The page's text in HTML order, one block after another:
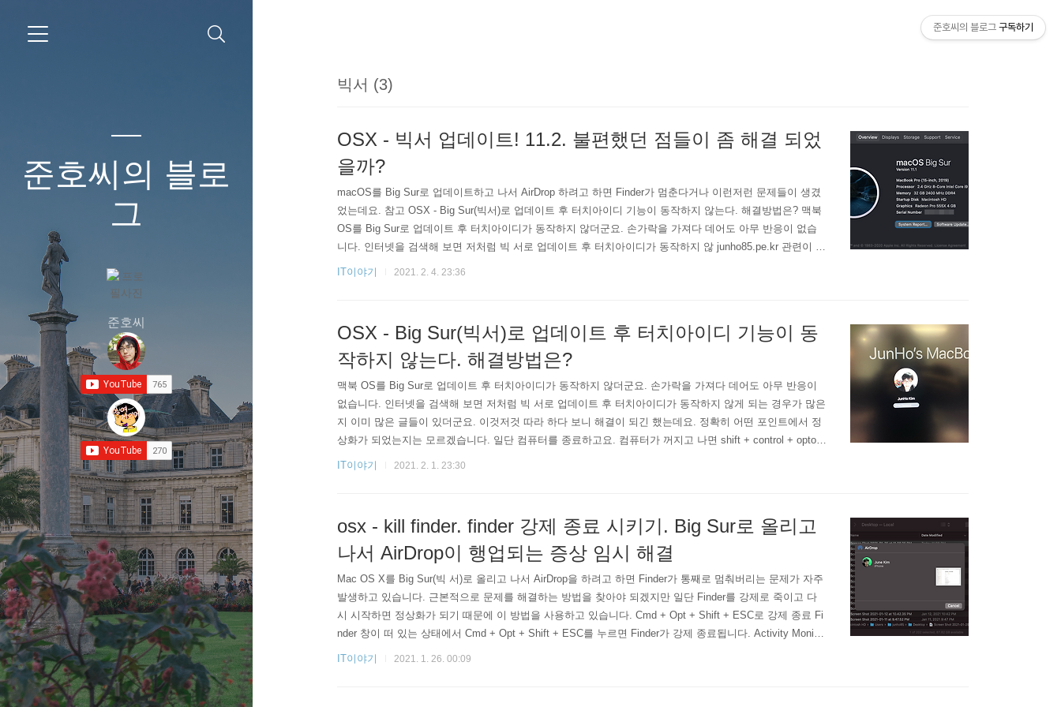
준호씨의 블로
그
준호씨
빅서 (3)
OSX - 빅서 업데이트! 11.2. 불편했던 점들이 좀 해결 되었
을까?
macOS를 Big Sur로 업데이트하고 나서 AirDrop 하려고 하면 Finder가 멈춘다거나 이런저런 문제들이 생겼
었는데요. 참고 OSX - Big Sur(빅서)로 업데이트 후 터치아이디 기능이 동작하지 않는다. 해결방법은? 맥북
OS를 Big Sur로 업데이트 후 터치아이디가 동작하지 않더군요. 손가락을 가져다 데어도 아무 반응이 없습
니다. 인터넷을 검색해 보면 저처럼 빅 서로 업데이트 후 터치아이디가 동작하지 않 junho85.pe.kr 관련이 있
는지 없는지는 모르겠지만 아무튼 11.2 패치가 나왔습니다. 아래 링크로 들어가면 업데이트 내용을 알 수 있
IT이야기 2021. 2. 4. 23:36
OSX - Big Sur(빅서)로 업데이트 후 터치아이디 기능이 동
작하지 않는다. 해결방법은?
맥북 OS를 Big Sur로 업데이트 후 터치아이디가 동작하지 않더군요. 손가락을 가져다 데어도 아무 반응이
없습니다. 인터넷을 검색해 보면 저처럼 빅 서로 업데이트 후 터치아이디가 동작하지 않게 되는 경우가 많은
지 이미 많은 글들이 있더군요. 이것저것 따라 하다 보니 해결이 되긴 했는데요. 정확히 어떤 포인트에서 정
상화가 되었는지는 모르겠습니다. 일단 컴퓨터를 종료하고요. 컴퓨터가 꺼지고 나면 shift + control + optoin
+ 전원 버튼(터치아이디)을 7초간 누르면 SMC 초기화가 됩니다. (저는 추가로 command + option + p + r +
IT이야기 2021. 2. 1. 23:30
osx - kill finder. finder 강제 종료 시키기. Big Sur로 올리고
나서 AirDrop이 행업되는 증상 임시 해결
Mac OS X를 Big Sur(빅 서)로 올리고 나서 AirDrop을 하려고 하면 Finder가 통째로 멈춰버리는 문제가 자주
발생하고 있습니다. 근본적으로 문제를 해결하는 방법을 찾아야 되겠지만 일단 Finder를 강제로 죽이고 다
시 시작하면 정상화가 되기 때문에 이 방법을 사용하고 있습니다. Cmd + Opt + Shift + ESC로 강제 종료 Fi
nder 창이 떠 있는 상태에서 Cmd + Opt + Shift + ESC를 누르면 Finder가 강제 종료됩니다. Activity Monitor
에서 강제 종료 Cmd + Space를 누르고 Activity Monitor를 타이핑해서 Activity Monitor를 실행합니다. Finde
IT이야기 2021. 1. 26. 00:09
준호씨의 블로그 구독하기